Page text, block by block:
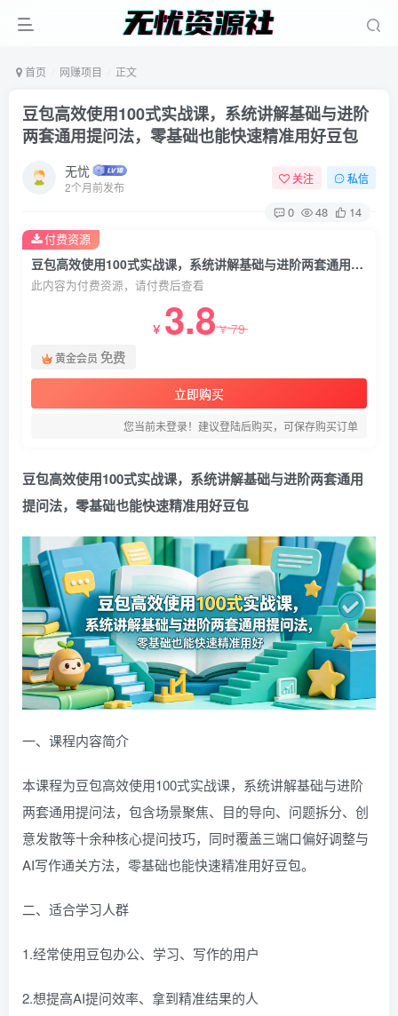
首页 网赚项目 正文
豆包高效使用100式实战课，系统讲解基础与进阶
两套通用提问法，零基础也能快速精准用好豆包
无忧
2个月前发布
关注 私信
0 48 14
豆包高效使用100式实战课，系统讲解基础与进阶两套通用提问法，零基础也能快速精准用好豆包
此内容为付费资源，请付费后查看
￥ 3.8￥79
黄金会员 免费
立即购买
您当前未登录！建议登陆后购买，可保存购买订单
付费资源
豆包高效使用100式实战课，系统讲解基础与进阶两套通用
提问法，零基础也能快速精准用好豆包
一、课程内容简介
本课程为豆包高效使用100式实战课，系统讲解基础与进阶
两套通用提问法，包含场景聚焦、目的导向、问题拆分、创
意发散等十余种核心提问技巧，同时覆盖三端口偏好调整与
AI写作通关方法，零基础也能快速精准用好豆包。
二、适合学习人群
1.经常使用豆包办公、学习、写作的用户
2.想提高AI提问效率、拿到精准结果的人